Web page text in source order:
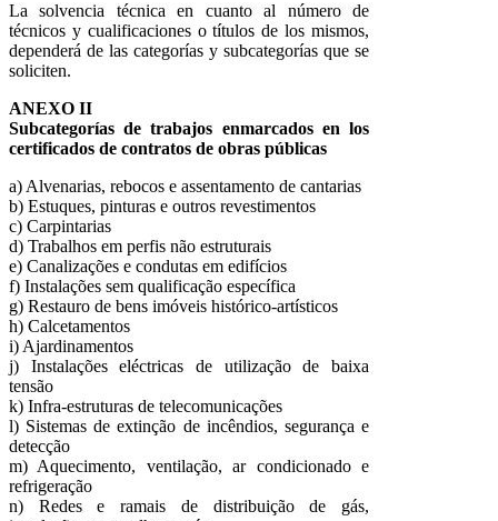
La solvencia técnica en cuanto al número de
técnicos y cualificaciones o títulos de los mismos,
dependerá de las categorías y subcategorías que se
soliciten.
ANEXO II
Subcategorías de trabajos enmarcados en los
certificados de contratos de obras públicas
a) Alvenarias, rebocos e assentamento de cantarias
b) Estuques, pinturas e outros revestimentos
c) Carpintarias
d) Trabalhos em perfis não estruturais
e) Canalizações e condutas em edifícios
f) Instalações sem qualificação específica
g) Restauro de bens imóveis histórico-artísticos
h) Calcetamentos
i) Ajardinamentos
j) Instalações eléctricas de utilização de baixa
tensão
k) Infra-estruturas de telecomunicações
l) Sistemas de extinção de incêndios, segurança e
detecção
m) Aquecimento, ventilação, ar condicionado e
refrigeração
n) Redes e ramais de distribuição de gás,